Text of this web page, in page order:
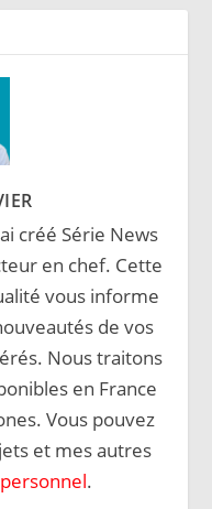
créé Série News
en chef. Cette
vous informe
de vos
Nous traitons
en France
Vous pouvez
et mes autres
.